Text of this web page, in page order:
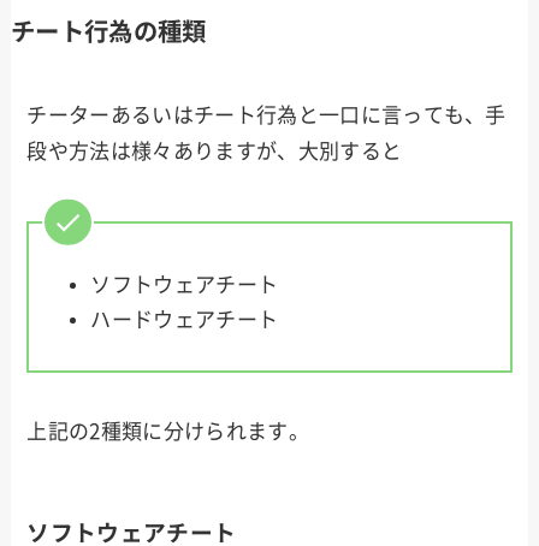
チート行為の種類
チーターあるいはチート行為と一口に言っても、手
段や方法は様々ありますが、大別すると
ソフトウェアチート
ハードウェアチート
上記の2種類に分けられます。
ソフトウェアチート